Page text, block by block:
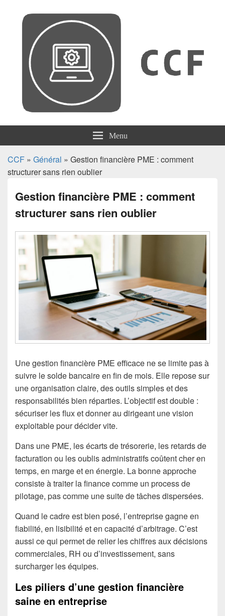
CCF Menu
CCF » Général » Gestion financière PME : comment
structurer sans rien oublier
Gestion financière PME : comment
structurer sans rien oublier
Une gestion financière PME efficace ne se limite pas à
suivre le solde bancaire en fin de mois. Elle repose sur
une organisation claire, des outils simples et des
responsabilités bien réparties. L’objectif est double :
sécuriser les flux et donner au dirigeant une vision
exploitable pour décider vite.
Dans une PME, les écarts de trésorerie, les retards de
facturation ou les oublis administratifs coûtent cher en
temps, en marge et en énergie. La bonne approche
consiste à traiter la finance comme un process de
pilotage, pas comme une suite de tâches dispersées.
Quand le cadre est bien posé, l’entreprise gagne en
fiabilité, en lisibilité et en capacité d’arbitrage. C’est
aussi ce qui permet de relier les chiffres aux décisions
commerciales, RH ou d’investissement, sans
surcharger les équipes.
Les piliers d’une gestion financière
saine en entreprise